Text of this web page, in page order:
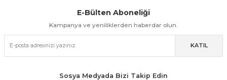
Kolay İade & Değişim Güvenli Alışveriş
Güvenli Paketleme Taksit / Havale İle Alışveriş Kolay İade & Değişim
E-Bülten Aboneliği
Kampanya ve yeniliklerden haberdar olun.
KATIL
Sosya Medyada Bizi Takip Edin